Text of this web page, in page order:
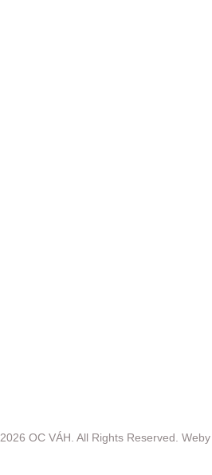
2026 OC VÁH. All Rights Reserved.